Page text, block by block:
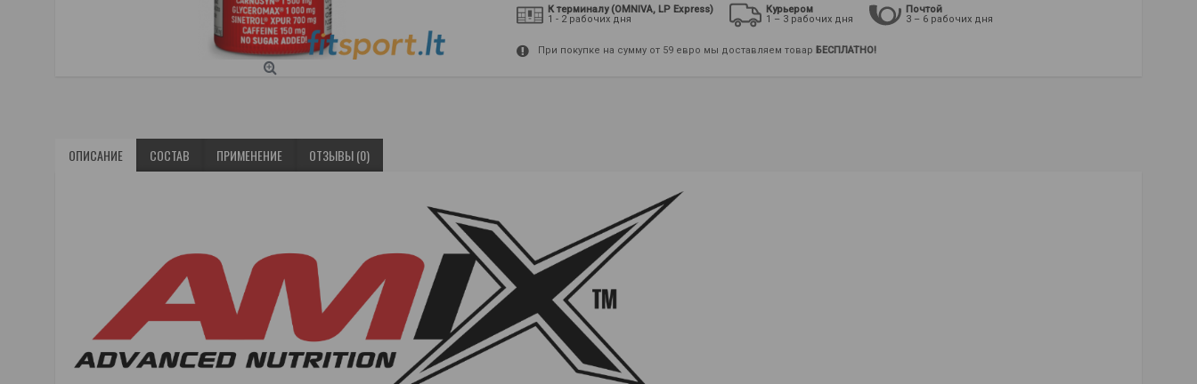
К терминалу (OMNIVA, LP Express)
1 - 2 рабочих дня
Курьером
1 – 3 рабочих дня
Почтой
3 – 6 рабочих дня
При покупке на сумму от 59 евро мы доставляем товар БЕСПЛАТНО!
ОПИСАНИЕ СОСТАВ ПРИМЕНЕНИЕ ОТЗЫВЫ (0)